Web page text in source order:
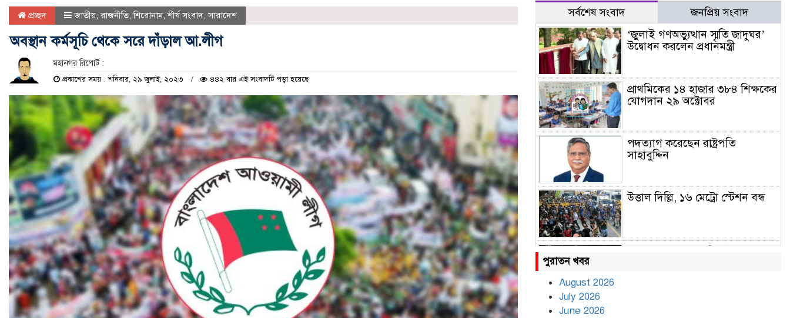
প্রচ্ছদ জাতীয়, রাজনীতি,শিরোনাম,শীর্ষ সংবাদ,সারাদেশ
অবস্থান কর্মসূচি থেকে সরে দাঁড়াল আ.লীগ
মহানগর রিপোর্ট :
প্রকাশের সময় : শনিবার, ২৯ জুলাই, ২০২৩ ৪৪২ বার এই সংবাদটি পড়া হয়েছে
সর্বশেষ সংবাদ জনপ্রিয় সংবাদ
‘জুলাই গণঅভ্যুত্থান স্মৃতি জাদুঘর’
উদ্বোধন করলেন প্রধানমন্ত্রী
প্রাথমিকের ১৪ হাজার ৩৮৪ শিক্ষকের
যোগদান ২৯ অক্টোবর
পদত্যাগ করেছেন রাষ্ট্রপতি
সাহাবুদ্দিন
উত্তাল দিল্লি, ১৬ মেট্রো স্টেশন বন্ধ
পুরাতন খবর
August 2026
July 2026
June 2026